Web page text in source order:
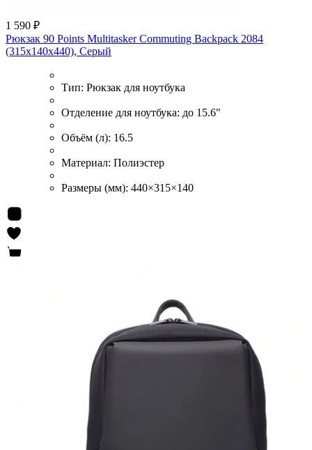
1 590 ₽
Рюкзак 90 Points Multitasker Commuting Backpack 2084
(315x140x440), Cерый
Тип: Рюкзак для ноутбука
Отделение для ноутбука: до 15.6"
Объём (л): 16.5
Материал: Полиэстер
Размеры (мм): 440×315×140